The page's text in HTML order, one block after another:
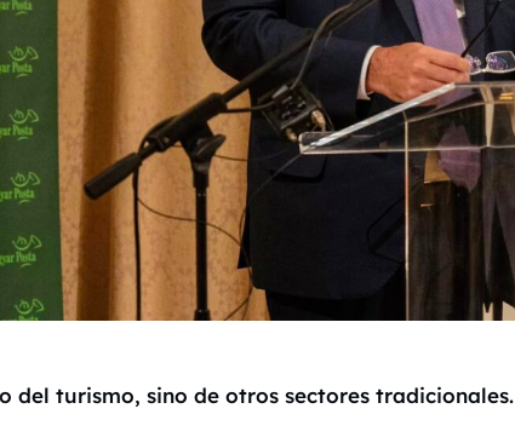
del turismo, sino de otros sectores tradicionales.